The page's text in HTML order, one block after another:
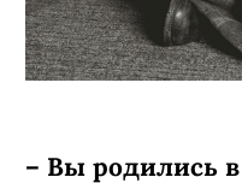
– Вы родились в